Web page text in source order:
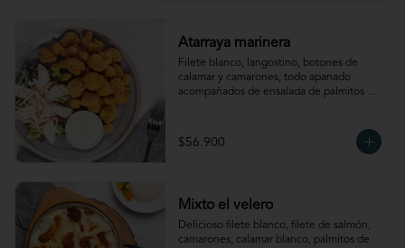
Atarraya marinera
Filete blanco, langostino, botones de
calamar y camarones, todo apanado
acompañados de ensalada de palmitos
$56.900
Mixto el velero
Delicioso filete blanco, filete de salmón,
camarones, calamar blanco, palmitos de